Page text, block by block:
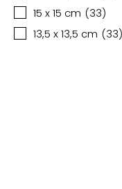
15 x 15 cm (33)
13,5 x 13,5 cm (33)